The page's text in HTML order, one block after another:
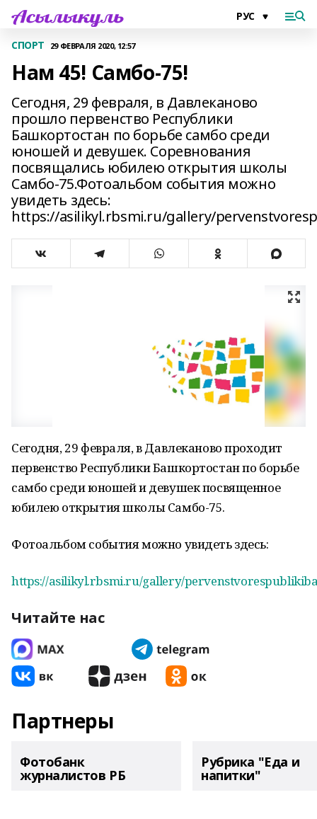
СПОРТ 29 ФЕВРАЛЯ 2020, 12:57
Нам 45! Самбо-75!
Сегодня, 29 февраля, в Давлеканово
прошло первенство Республики
Башкортостан по борьбе самбо среди
юношей и девушек. Соревнования
посвящались юбилею открытия школы
Самбо-75.Фотоальбом события можно
увидеть здесь:
https://asilikyl.rbsmi.ru/gallery/
Сегодня, 29 февраля, в Давлеканово проходит
первенство Республики Башкортостан по борьбе
самбо среди юношей и девушек посвященное
юбилею открытия школы Самбо-75.
Фотоальбом события можно увидеть здесь:
https://asilikyl.rbsmi.ru/gallery/
Читайте нас
Партнеры
Фотобанк
журналистов РБ
Рубрика "Еда и
напитки"